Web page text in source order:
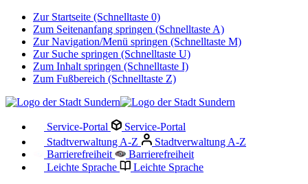
Zur Startseite (Schnelltaste 0)
Zum Seitenanfang springen (Schnelltaste A)
Zur Navigation/Menü springen (Schnelltaste M)
Zur Suche springen (Schnelltaste U)
Zum Inhalt springen (Schnelltaste I)
Zum Fußbereich (Schnelltaste Z)
Service-Portal
Service-Portal
Stadtverwaltung A-Z
Stadtverwaltung A-Z
Barrierefreiheit
Barrierefreiheit
Leichte Sprache
Leichte Sprache